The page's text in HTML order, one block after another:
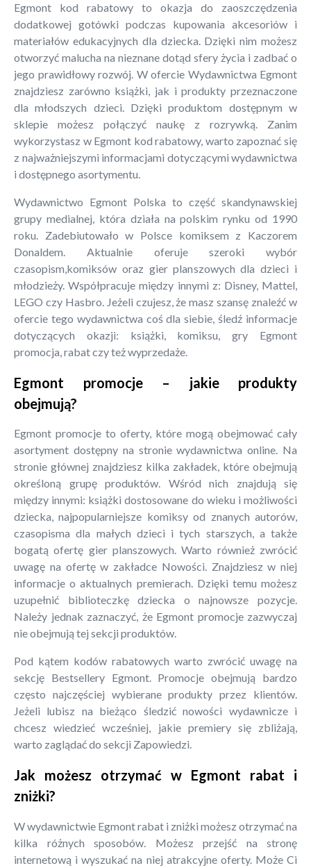
Egmont kod rabatowy to okazja do zaoszczędzenia
dodatkowej gotówki podczas kupowania akcesoriów i
materiałów edukacyjnych dla dziecka. Dzięki nim możesz
otworzyć malucha na nieznane dotąd sfery życia i zadbać o
jego prawidłowy rozwój. W ofercie Wydawnictwa Egmont
znajdziesz zarówno książki, jak i produkty przeznaczone
dla młodszych dzieci. Dzięki produktom dostępnym w
sklepie możesz połączyć naukę z rozrywką. Zanim
wykorzystasz w Egmont kod rabatowy, warto zapoznać się
z najważniejszymi informacjami dotyczącymi wydawnictwa
i dostępnego asortymentu.
Wydawnictwo Egmont Polska to część skandynawskiej
grupy medialnej, która działa na polskim rynku od 1990
roku. Zadebiutowało w Polsce komiksem z Kaczorem
Donaldem. Aktualnie oferuje szeroki wybór
czasopism,komiksów oraz gier planszowych dla dzieci i
młodzieży. Współpracuje między innymi z: Disney, Mattel,
LEGO czy Hasbro. Jeżeli czujesz, że masz szansę znaleźć w
ofercie tego wydawnictwa coś dla siebie, śledź informacje
dotyczących okazji: książki, komiksu, gry Egmont
promocja, rabat czy też wyprzedaże.
Egmont promocje – jakie produkty
obejmują?
Egmont promocje to oferty, które mogą obejmować cały
asortyment dostępny na stronie wydawnictwa online. Na
stronie głównej znajdziesz kilka zakładek, które obejmują
określoną grupę produktów. Wśród nich znajdują się
między innymi: książki dostosowane do wieku i możliwości
dziecka, najpopularniejsze komiksy od znanych autorów,
czasopisma dla małych dzieci i tych starszych, a także
bogatą ofertę gier planszowych. Warto również zwrócić
uwagę na ofertę w zakładce Nowości. Znajdziesz w niej
informacje o aktualnych premierach. Dzięki temu możesz
uzupełnić biblioteczkę dziecka o najnowsze pozycje.
Należy jednak zaznaczyć, że Egmont promocje zazwyczaj
nie obejmują tej sekcji produktów.
Pod kątem kodów rabatowych warto zwrócić uwagę na
sekcję Bestsellery Egmont. Promocje obejmują bardzo
często najczęściej wybierane produkty przez klientów.
Jeżeli lubisz na bieżąco śledzić nowości wydawnicze i
chcesz wiedzieć wcześniej, jakie premiery się zbliżają,
warto zaglądać do sekcji Zapowiedzi.
Jak możesz otrzymać w Egmont rabat i
zniżki?
W wydawnictwie Egmont rabat i zniżki możesz otrzymać na
kilka różnych sposobów. Możesz przejść na stronę
internetową i wyszukać na niej atrakcyjne oferty. Może Ci